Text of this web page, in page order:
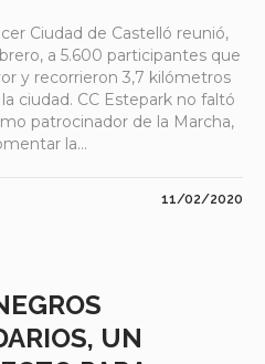
Ciudad de Castelló reunió,
a 5.600 participantes que
y recorrieron 3,7 kilómetros
ciudad. CC Estepark no faltó
patrocinador de la Marcha,
la...
11/02/2020
UN